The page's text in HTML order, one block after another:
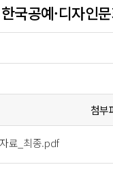
국공예·디자인
첨부
료_최종.pdf